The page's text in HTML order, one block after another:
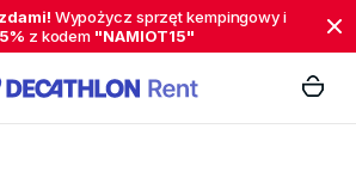
Wypożycz sprzęt kempingowy i
z kodem "NAMIOT15"